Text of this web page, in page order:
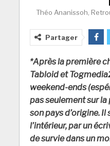
Théo Ananissoh,
Partager
*Après la première
Tabloid et
weekend-ends
pas seulement sur la
son pays d’origine.
l’intérieur, par un
de survie dans un